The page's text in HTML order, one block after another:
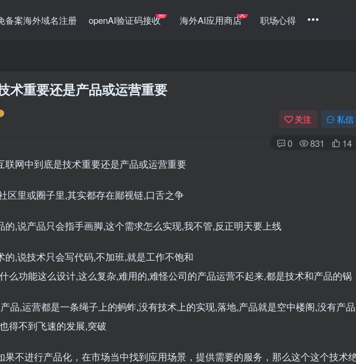
备案海外域名注册 openAI验证码接收热 海外AI应用商店火 职场心得
术重要还是产品或运营重要
关注 私信
0 831 14
联网中到底是技术重要还是产品或运营重要
区里或圈子里,其实都存在鄙视链,口舌之争
的,说产品只会指手画脚,这个需求怎么实现,我不管,反正明天要上线
的,说技术只会写代码,不加班,就是工作不饱和
么功能这么设计,这么复杂,难用的,难怪公司的产品运营不起来,都是技术和产品的锅
品,运营都是一条绳子上的蚂蚱,没有技术上的实现,落地,产品就是空中楼阁,没有产品
得不到飞速的发展,突破
果不进行产品化，在市场当中找到应用场景，提供需要的服务，那么这个这个技术